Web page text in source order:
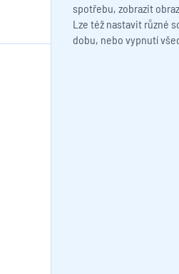
spotřebu, zobrazit
Lze též nastavit různé
dobu, nebo vypnutí